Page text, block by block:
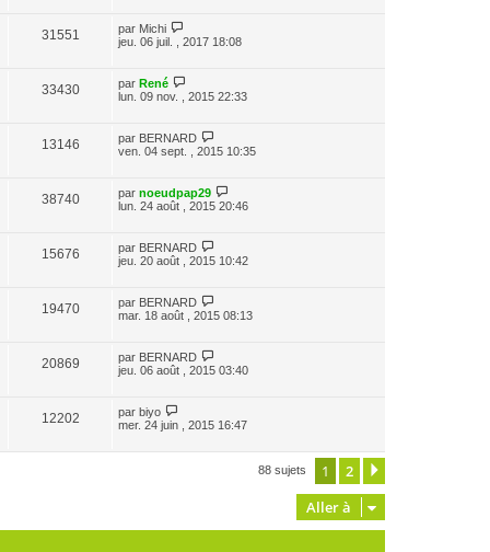
31551 par Michi
jeu. 06 juil. , 2017 18:08
33430 par René
lun. 09 nov. , 2015 22:33
13146 par BERNARD
ven. 04 sept. , 2015 10:35
38740 par noeudpap29
lun. 24 août , 2015 20:46
15676 par BERNARD
jeu. 20 août , 2015 10:42
19470 par BERNARD
mar. 18 août , 2015 08:13
20869 par BERNARD
jeu. 06 août , 2015 03:40
12202 par biyo
mer. 24 juin , 2015 16:47
88 sujets 1 2
Aller à